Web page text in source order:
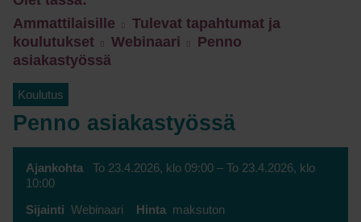
Ammattilaisille
Tulevat tapahtumat ja
koulutukset
Webinaari
Penno
asiakastyössä
Koulutus
Penno asiakastyössä
Ajankohta To 23.4.2026, klo 09:00 – To 23.4.2026, klo
10:00
Sijainti Webinaari Hinta maksuton